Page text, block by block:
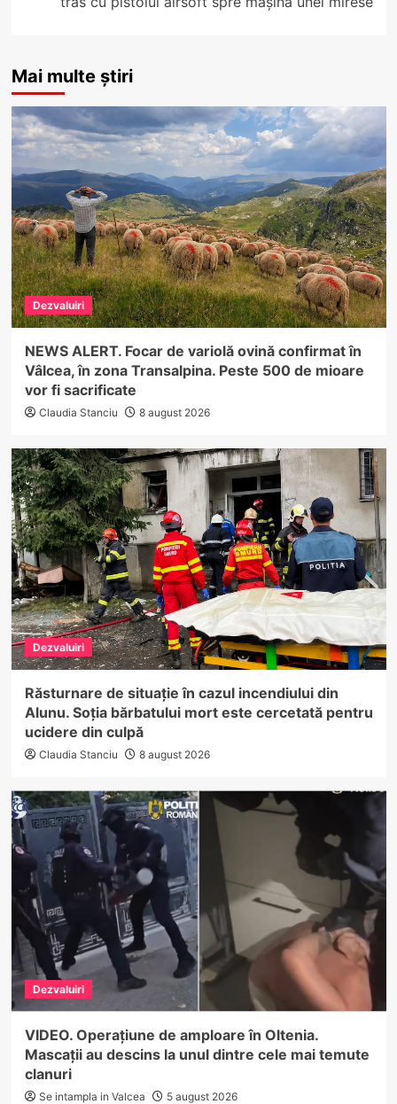
Mai multe știri
Dezvaluiri
NEWS ALERT. Focar de variolă ovină confirmat în
Vâlcea, în zona Transalpina. Peste 500 de mioare
vor fi sacrificate
Claudia Stanciu 8 august 2026
Dezvaluiri
Răsturnare de situație în cazul incendiului din
Alunu. Soția bărbatului mort este cercetată pentru
ucidere din culpă
Claudia Stanciu 8 august 2026
Dezvaluiri
VIDEO. Operațiune de amploare în Oltenia.
Mascații au descins la unul dintre cele mai temute
clanuri
Se intampla in Valcea 5 august 2026